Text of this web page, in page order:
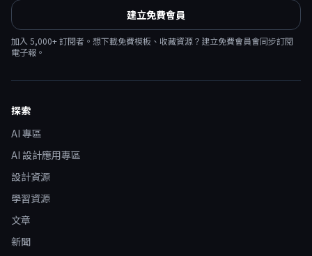
建立免費會員
加入 5,000+ 訂閱者。想下載免費模板、收藏資源？建立免費會員會同步訂閱
電子報。
探索
AI 專區
AI 設計應用專區
設計資源
學習資源
文章
新聞